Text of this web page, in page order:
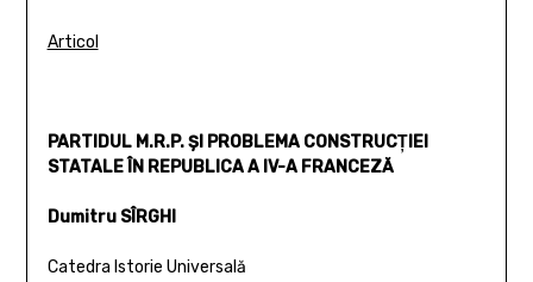
Articol
PARTIDUL M.R.P. ŞI PROBLEMA CONSTRUCŢIEI
STATALE ÎN REPUBLICA A IV-A FRANCEZĂ
Dumitru SÎRGHI
Catedra Istorie Universală